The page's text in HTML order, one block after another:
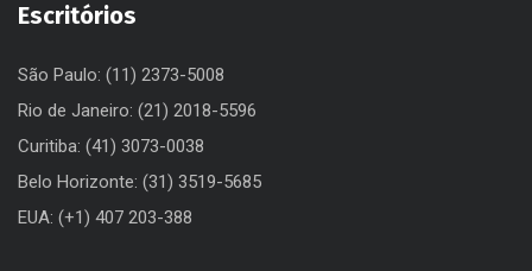
Escritórios
São Paulo: (11) 2373-5008
Rio de Janeiro: (21) 2018-5596
Curitiba: (41) 3073-0038
Belo Horizonte: (31) 3519-5685
EUA: (+1) 407 203-388